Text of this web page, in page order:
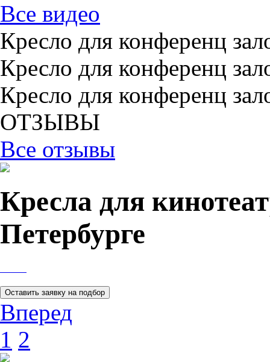
Все видео
Кресло для конференц
Кресло для конференц
Кресло для конференц
ОТЗЫВЫ
Все отзывы
Кресла для
Петербурге
Вперед
1 2